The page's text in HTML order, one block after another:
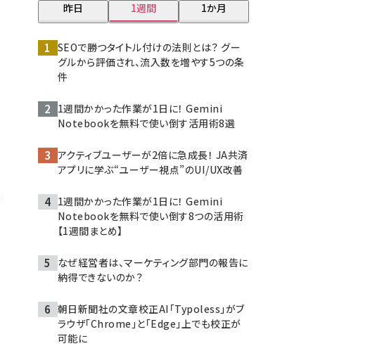
昨日 1週間 1か月
SEOで勝つタイトル付けの法則とは？ グー
グルから評価され、流入数を増やす5つの条
件
1週間かかった作業が1日に！ Gemini
Notebookを無料で使い倒す活用術8選
アクティブユーザーが2倍に急成長！ JA共済
アプリに学ぶ“ユーザー視点”のUI/UX改善
1週間かかった作業が1日に！ Gemini
Notebookを無料で使い倒す8つの活用術
【1週間まとめ】
なぜ経営者は、マーケティング部門の報告に
納得できないのか？
朝日新聞社の文章校正AI「Typoless」がブ
ラウザ「Chrome」と「Edge」上でも校正が
可能に